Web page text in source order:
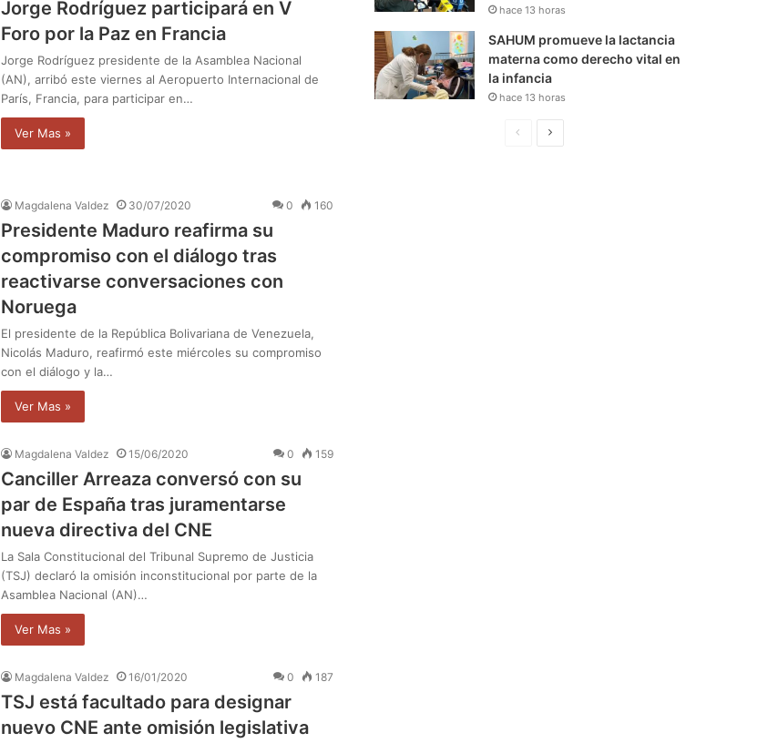
Jorge Rodríguez participará en V
Foro por la Paz en Francia
Jorge Rodríguez presidente de la Asamblea Nacional
(AN), arribó este viernes al Aeropuerto Internacional de
París, Francia, para participar en…
Ver Mas »
Magdalena Valdez 30/07/2020 0 160
Presidente Maduro reafirma su
compromiso con el diálogo tras
reactivarse conversaciones con
Noruega
El presidente de la República Bolivariana de Venezuela,
Nicolás Maduro, reafirmó este miércoles su compromiso
con el diálogo y la…
Ver Mas »
Magdalena Valdez 15/06/2020 0 159
Canciller Arreaza conversó con su
par de España tras juramentarse
nueva directiva del CNE
La Sala Constitucional del Tribunal Supremo de Justicia
(TSJ) declaró la omisión inconstitucional por parte de la
Asamblea Nacional (AN)…
Ver Mas »
Magdalena Valdez 16/01/2020 0 187
TSJ está facultado para designar
nuevo CNE ante omisión legislativa
hace 13 horas
SAHUM promueve la lactancia
materna como derecho vital en
la infancia
hace 13 horas
S